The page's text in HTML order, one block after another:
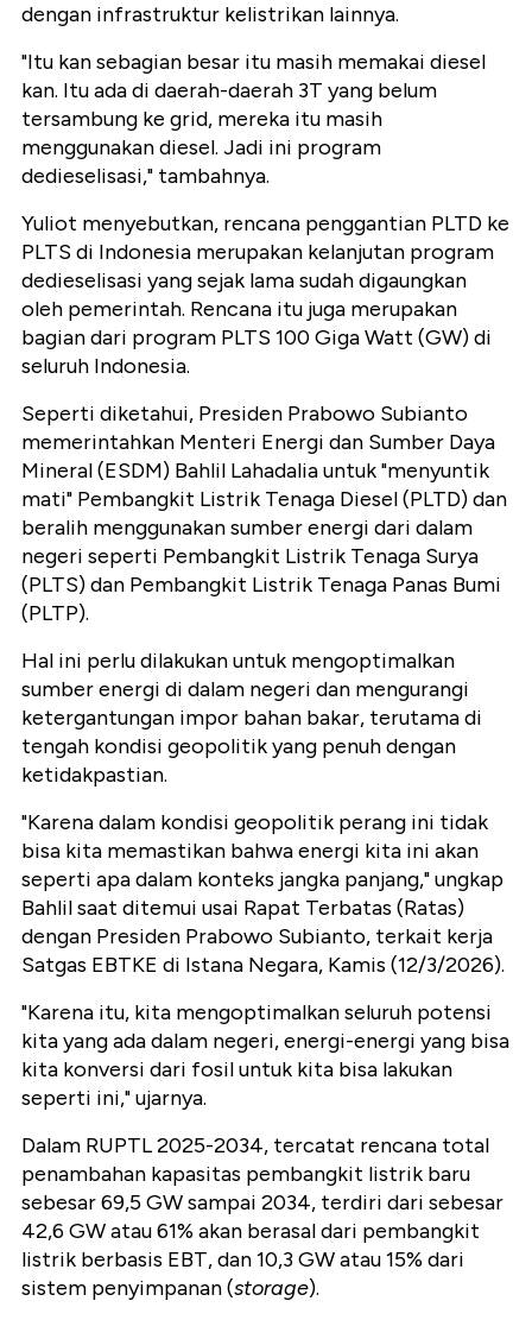
dengan infrastruktur kelistrikan lainnya.
"Itu kan sebagian besar itu masih memakai diesel
kan. Itu ada di daerah-daerah 3T yang belum
tersambung ke grid, mereka itu masih
menggunakan diesel. Jadi ini program
dedieselisasi," tambahnya.
Yuliot menyebutkan, rencana penggantian PLTD ke
PLTS di Indonesia merupakan kelanjutan program
dedieselisasi yang sejak lama sudah digaungkan
oleh pemerintah. Rencana itu juga merupakan
bagian dari program PLTS 100 Giga Watt (GW) di
seluruh Indonesia.
Seperti diketahui, Presiden Prabowo Subianto
memerintahkan Menteri Energi dan Sumber Daya
Mineral (ESDM) Bahlil Lahadalia untuk "menyuntik
mati" Pembangkit Listrik Tenaga Diesel (PLTD) dan
beralih menggunakan sumber energi dari dalam
negeri seperti Pembangkit Listrik Tenaga Surya
(PLTS) dan Pembangkit Listrik Tenaga Panas Bumi
(PLTP).
Hal ini perlu dilakukan untuk mengoptimalkan
sumber energi di dalam negeri dan mengurangi
ketergantungan impor bahan bakar, terutama di
tengah kondisi geopolitik yang penuh dengan
ketidakpastian.
"Karena dalam kondisi geopolitik perang ini tidak
bisa kita memastikan bahwa energi kita ini akan
seperti apa dalam konteks jangka panjang," ungkap
Bahlil saat ditemui usai Rapat Terbatas (Ratas)
dengan Presiden Prabowo Subianto, terkait kerja
Satgas EBTKE di Istana Negara, Kamis (12/3/2026).
"Karena itu, kita mengoptimalkan seluruh potensi
kita yang ada dalam negeri, energi-energi yang bisa
kita konversi dari fosil untuk kita bisa lakukan
seperti ini," ujarnya.
Dalam RUPTL 2025-2034, tercatat rencana total
penambahan kapasitas pembangkit listrik baru
sebesar 69,5 GW sampai 2034, terdiri dari sebesar
42,6 GW atau 61% akan berasal dari pembangkit
listrik berbasis EBT, dan 10,3 GW atau 15% dari
sistem penyimpanan (storage).